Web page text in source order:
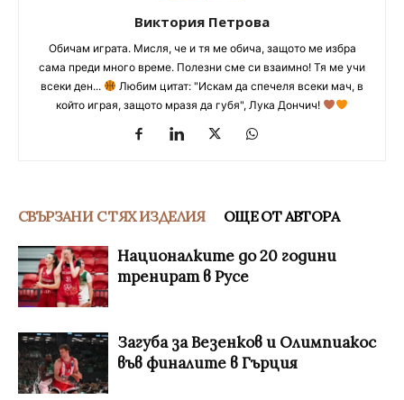
Виктория Петрова
Обичам играта. Мисля, че и тя ме обича, защото ме избра
сама преди много време. Полезни сме си взаимно! Тя ме учи
всеки ден...
Любим цитат: "Искам да спечеля всеки мач, в
който играя, защото мразя да губя", Лука Дончич!
СВЪРЗАНИ С ТЯХ ИЗДЕЛИЯ ОЩЕ ОТ АВТОРА
Националките до 20 години
тренират в Русе
Загуба за Везенков и Олимпиакос
във финалите в Гърция